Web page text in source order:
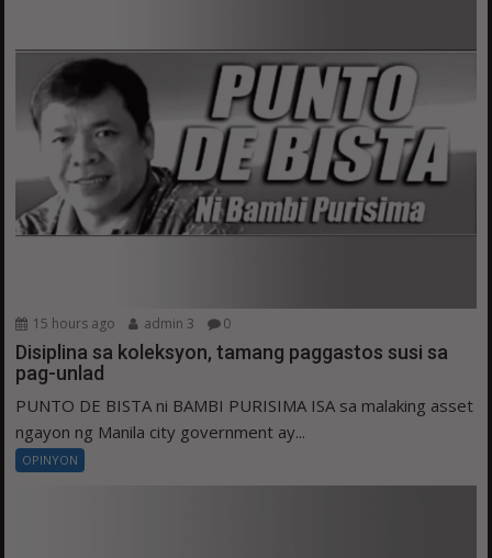
15 hours ago admin 3 0
Disiplina sa koleksyon, tamang paggastos susi sa
pag-unlad
PUNTO DE BISTA ni BAMBI PURISIMA ISA sa malaking asset
ngayon ng Manila city government ay...
OPINYON